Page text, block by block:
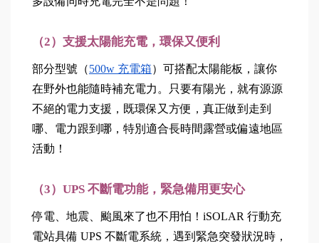
（2）支援太陽能充電，環保又便利
部分型號（500w 充電箱）可搭配太陽能板，讓你
在野外也能隨時補充電力。只要有陽光，就有源源
不絕的電力支援，既環保又方便，真正做到走到
哪、電力跟到哪，特別適合長時間露營或偏遠地區
活動！
（3）UPS 不斷電功能，緊急備用更安心
停電、地震、颱風來了也不用怕！iSOLAR 行動充
電站具備 UPS 不斷電系統，遇到緊急突發狀況時，